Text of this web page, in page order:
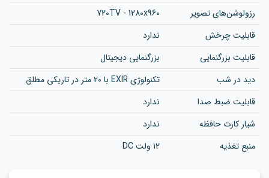
رزولوشن‌های تصویر
720TV - 1280x960
قابلیت چرخش
ندارد
قابلیت بزرگنمایی
بزرگنمایی دیجیتال
دید در شب
تکنولوژی EXIR با 20 متر در تاریکی مطلق
قابلیت ضبط صدا
ندارد
شیار کارت حافظه
ندارد
منبع تغذیه
12 ولت DC